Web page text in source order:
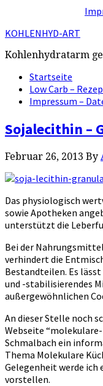
KOHLENHYD-ART
Kohlenhydratarm
Startseite
Low Carb –
Impressum –
Sojalecithin –
Februar 26, 2013 By
Das physiologisch
sowie Apotheken
unterstützt die
Bei der
verhindert die
Bestandteilen. Es
und -stabilisierendes
außergewöhnlichen
An dieser Stelle noch
Webseite
Schmalbach ein
Thema Molekulare
Gelegenheit werde ich
vorstellen.